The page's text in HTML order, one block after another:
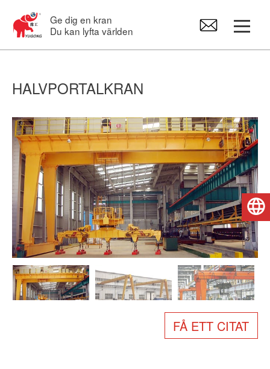
Ge dig en kran
Du kan lyfta världen
Svängkranar
Kättingtelfrar
Kranreservdelar
Om oss
Nyheter
HALVPORTALKRAN
FÅ ETT CITAT
Svenska